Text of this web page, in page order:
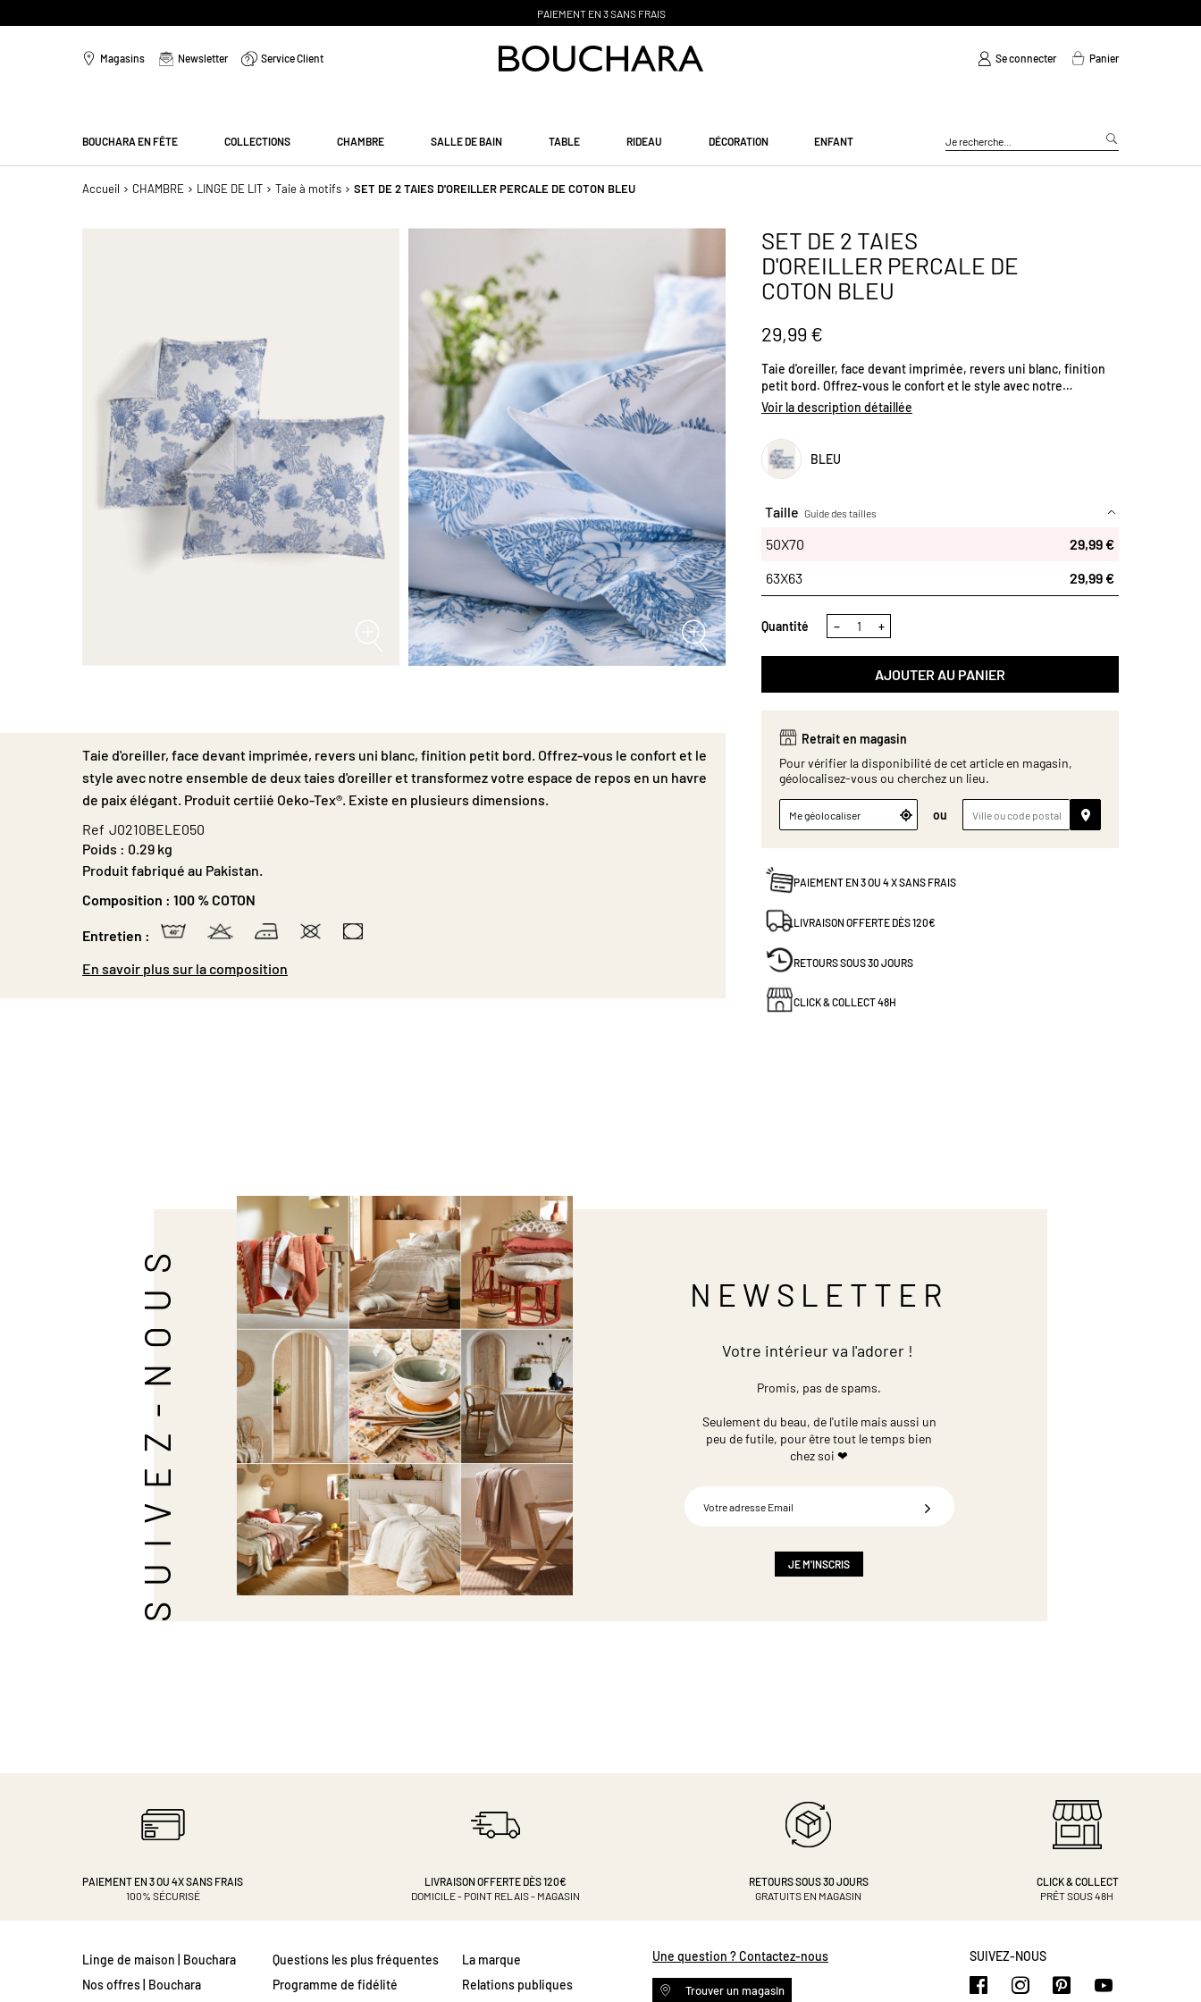
PAIEMENT EN 3 SANS FRAIS
Magasins Newsletter Service Client Se connecter Panier
BOUCHARA EN FÊTE COLLECTIONS CHAMBRE SALLE DE BAIN TABLE RIDEAU DÉCORATION ENFANT
Accueil CHAMBRE LINGE DE LIT Taie à motifs SET DE 2 TAIES D'OREILLER PERCALE DE COTON BLEU
Galerie
d’images
SET DE 2 TAIES
D'OREILLER PERCALE DE
COTON BLEU
29,99 €
Taie d'oreiller, face devant imprimée, revers uni blanc, finition
petit bord. Offrez-vous le confort et le style avec notre
ensemble de deux taies d'oreiller et transformez votre espace
de repos en un havre de paix élégant. Produit certiié Oeko-Tex®.
Existe en plusieurs dimensions.
Voir la description détaillée
BLEU
Taille Guide des tailles
50X70
29,99 €
63X63
29,99 €
Quantité − +
AJOUTER AU PANIER
Retrait en magasin
Pour vérifier la disponibilité de cet article en magasin,
géolocalisez-vous ou cherchez un lieu.
Me géolocaliser ou
PAIEMENT EN 3 OU 4 X SANS FRAIS
LIVRAISON OFFERTE DÈS 120€
RETOURS SOUS 30 JOURS
CLICK & COLLECT 48H
Taie d'oreiller, face devant imprimée, revers uni blanc, finition petit bord. Offrez-vous le confort et le
style avec notre ensemble de deux taies d'oreiller et transformez votre espace de repos en un havre
de paix élégant. Produit certiié Oeko-Tex®. Existe en plusieurs dimensions.
Ref J0210BELE050
Poids : 0.29 kg
Produit fabriqué au Pakistan.
Composition : 100 % COTON
Entretien :
En savoir plus sur la composition
SUIVEZ-NOUS NEWSLETTER
Votre intérieur va l'adorer !
Promis, pas de spams.
Seulement du beau, de l'utile mais aussi un
peu de futile, pour être tout le temps bien
chez soi ❤
JE M'INSCRIS
PAIEMENT EN 3 OU 4XSANS FRAIS
100% SÉCURISÉ
LIVRAISON OFFERTE DÈS 120€
DOMICILE - POINT RELAIS - MAGASIN
RETOURS SOUS 30 JOURS
GRATUITS EN MAGASIN
CLICK & COLLECT
PRÊT SOUS 48H
Une question ? Contactez-nous
Trouver un magasin
Linge de maison | Bouchara
Nos offres | Bouchara
Questions les plus fréquentes
Programme de fidélité
La marque
Relations publiques
SUIVEZ-NOUS
https://https://https://https://